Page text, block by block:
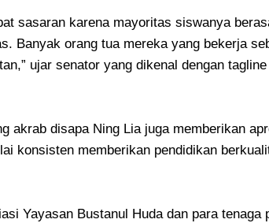
sasaran karena mayoritas siswanya
Banyak orang tua mereka yang bekerja
ujar senator yang dikenal dengan tagline
akrab disapa Ning Lia juga memberikan
konsisten memberikan pendidikan
Yayasan Bustanul Huda dan para